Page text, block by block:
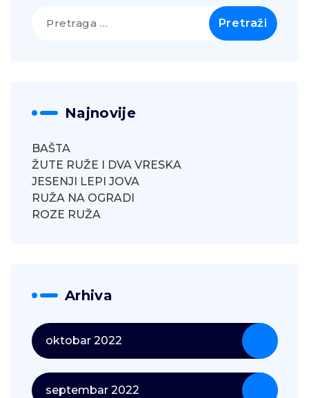
Najnovije
BAŠTA
ŽUTE RUŽE I DVA VRESKA
JESENJI LEPI JOVA
RUŽA NA OGRADI
ROZE RUŽA
Arhiva
oktobar 2022
septembar 2022